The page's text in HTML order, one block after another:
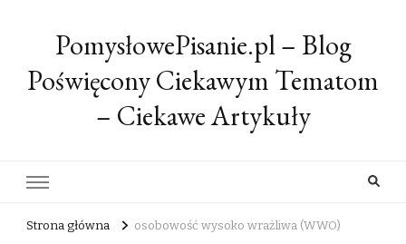
PomysłowePisanie.pl – Blog
Poświęcony Ciekawym Tematom
– Ciekawe Artykuły
Strona główna osobowość wysoko wrażliwa (WWO)